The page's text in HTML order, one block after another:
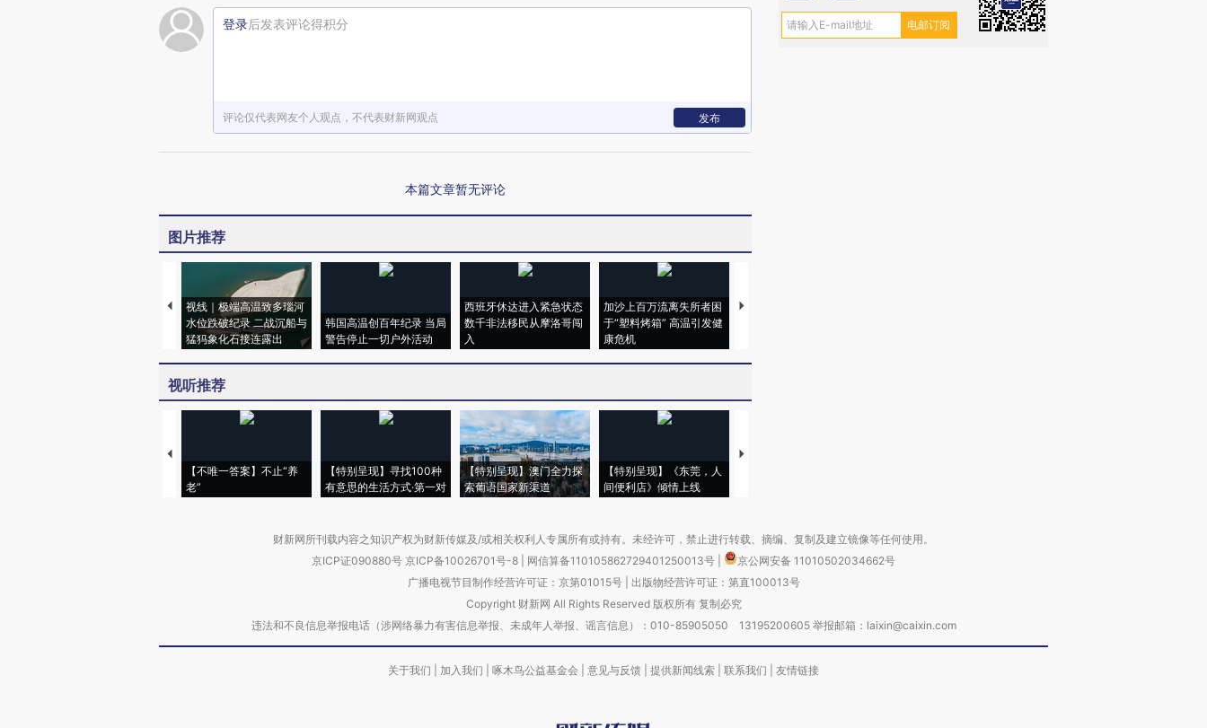
登录后发表评论得积分
评论仅代表网友个人观点，不代表财新网观点 发布
本篇文章暂无评论
图片推荐
视线｜极端高温致多瑙河
水位跌破纪录 二战沉船与
猛犸象化石接连露出
韩国高温创百年纪录 当局
警告停止一切户外活动
西班牙休达进入紧急状态
数千非法移民从摩洛哥闯
入
加沙上百万流离失所者困
于“塑料烤箱” 高温引发健
康危机
马航飞行员跨国走私7万
视听推荐
【不唯一答案】不止“养
老”
【特别呈现】寻找100种
有意思的生活方式·第一对
【特别呈现】澳门全力探
索葡语国家新渠道
【特别呈现】《东莞，人
间便利店》倾情上线
【推广】走进第四届链博
财新网所刊载内容之知识产权为财新传媒及/或相关权利人专属所有或持有。未经许可，禁止进行转载、摘编、复制及建立镜像等任何使用。
京ICP证090880号 京ICP备10026701号-8 网信算备110105862729401250013号
京公网安备 11010502034662号
广播电视节目制作经营许可证：京第01015号| 出版物经营许可证：第直100013号
Copyright 财新网 All Rights Reserved 版权所有 复制必究
违法和不良信息举报电话（涉网络暴力有害信息举报、未成年人举报、谣言信息）：010-85905050 13195200605 举报邮箱：laixin@caixin.com
关于我们 加入我们 啄木鸟公益基金会 意见与反馈 提供新闻线索 联系我们 友情链接